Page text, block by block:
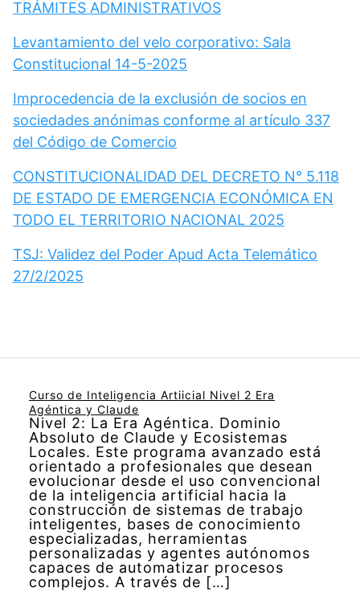
TRÁMITES ADMINISTRATIVOS
Levantamiento del velo corporativo: Sala
Constitucional 14-5-2025
Improcedencia de la exclusión de socios en
sociedades anónimas conforme al artículo 337
del Código de Comercio
CONSTITUCIONALIDAD DEL DECRETO N° 5.118
DE ESTADO DE EMERGENCIA ECONÓMICA EN
TODO EL TERRITORIO NACIONAL 2025
TSJ: Validez del Poder Apud Acta Telemático
27/2/2025
Curso de Inteligencia Artiicial Nivel 2 Era
Agéntica y Claude
Nivel 2: La Era Agéntica. Dominio
Absoluto de Claude y Ecosistemas
Locales. Este programa avanzado está
orientado a profesionales que desean
evolucionar desde el uso convencional
de la inteligencia artificial hacia la
construcción de sistemas de trabajo
inteligentes, bases de conocimiento
especializadas, herramientas
personalizadas y agentes autónomos
capaces de automatizar procesos
complejos. A través de […]